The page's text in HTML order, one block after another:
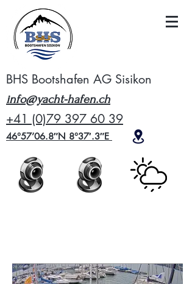
BHS Bootshafen AG Sisikon
info@yacht-hafen.ch
+41 (0)79 397 60 39
46°57’06.8″N 8°37′.3″E